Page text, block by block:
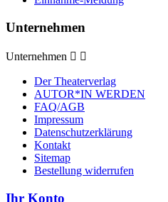
Unternehmen
Unternehmen  
Der Theaterverlag
AUTOR*IN WERDEN
FAQ/AGB
Impressum
Datenschutzerklärung
Kontakt
Sitemap
Bestellung widerrufen
Ihr Konto